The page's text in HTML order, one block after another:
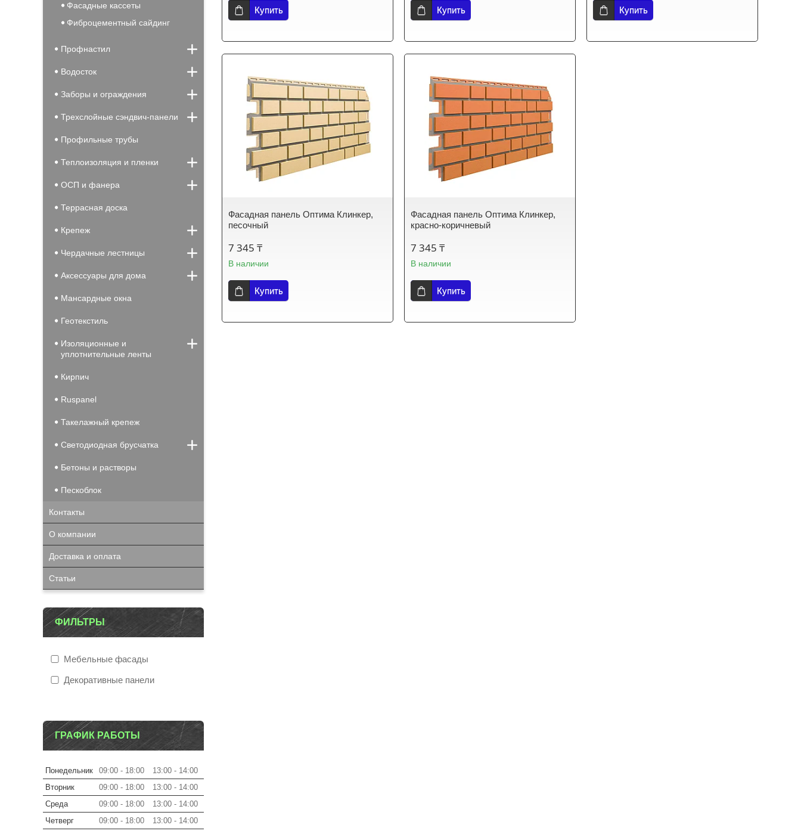
Купить Купить Купить
Фасадная панель Оптима Клинкер,
песочный
7 345 ₸
В наличии
Купить
Фасадная панель Оптима Клинкер,
красно-коричневый
7 345 ₸
В наличии
Купить
Фасадные кассеты
Фиброцементный сайдинг
Профнастил
Водосток
Заборы и ограждения
Трехслойные сэндвич-панели
Профильные трубы
Теплоизоляция и пленки
ОСП и фанера
Террасная доска
Крепеж
Чердачные лестницы
Аксессуары для дома
Мансардные окна
Геотекстиль
Изоляционные и
уплотнительные ленты
Кирпич
Ruspanel
Такелажный крепеж
Светодиодная брусчатка
Бетоны и растворы
Пескоблок
Контакты
О компании
Доставка и оплата
Статьи
ФИЛЬТРЫ
Мебельные фасады
Декоративные панели
ГРАФИК РАБОТЫ
Понедельник 09:00 18:00 13:00
14:00
Вторник
09:00 18:00 13:00
14:00
Среда
09:00 18:00 13:00
14:00
Четверг
09:00 18:00 13:00
14:00